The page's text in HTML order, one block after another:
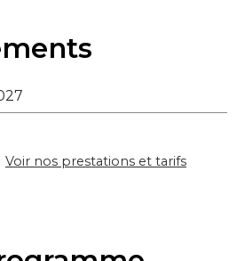
Voir nos prestations et tarifs